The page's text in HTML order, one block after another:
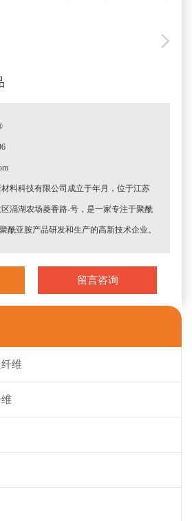
料科技有限公司成立于年月，位于江苏
滆湖农场菱香路-号，是一家专注于聚酰
酰亚胺产品研发和生产的高新技术企业。
留言咨询
维